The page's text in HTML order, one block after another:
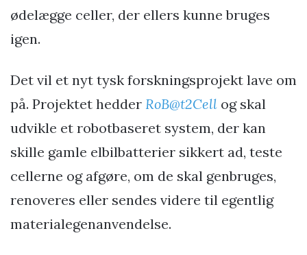
ødelægge celler, der ellers kunne bruges
igen.
Det vil et nyt tysk forskningsprojekt lave om
på. Projektet hedder RoB@t2Cell og skal
udvikle et robotbaseret system, der kan
skille gamle elbilbatterier sikkert ad, teste
cellerne og afgøre, om de skal genbruges,
renoveres eller sendes videre til egentlig
materialegenanvendelse.